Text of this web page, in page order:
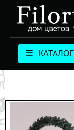
☰ КАТАЛОГ